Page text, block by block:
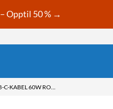
– Opptil 50 % →
LINOCELL FLETTET USB-C- TIL USB-C-KABEL 60W ROSA 2 M